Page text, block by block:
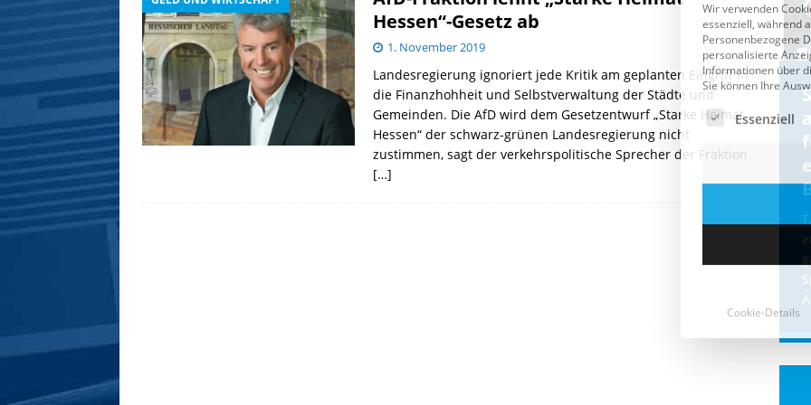
Hessen“-Gesetz ab
1. November 2019
Landesregierung ignoriert jede Kritik am geplanten Eingriff in
die Finanzhohheit und Selbstverwaltung der Städte und
Gemeinden. Die AfD wird dem Gesetzentwurf „Starke Heimat
Hessen“ der schwarz-grünen Landesregierung nicht
zustimmen, sagt der verkehrspolitische Sprecher der Fraktion
[…]
CDU & Ampel wollen nach
der Wahl wieder Afghanen
einfliegen: Zeit für ein
Asylmoratorium!
Cookie-Details